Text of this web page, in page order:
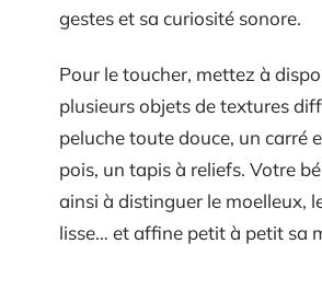
gestes et sa curiosité sonore.
Pour le toucher, mettez à
plusieurs objets de textures
peluche toute douce, un carré
pois, un tapis à reliefs. Votre
ainsi à distinguer le moelleux,
lisse… et affine petit à petit sa